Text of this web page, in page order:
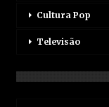
Cultura Pop
Televisão